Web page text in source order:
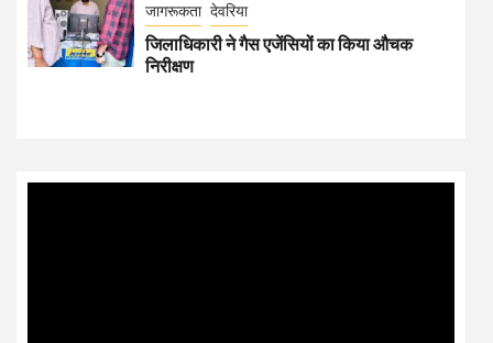
जागरूकता देवरिया
जिलाधिकारी ने गैस एजेंसियों का किया औचक
निरीक्षण